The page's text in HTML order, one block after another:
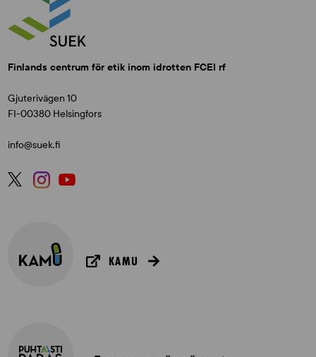
Finlands centrum för etik inom idrotten FCEI rf
Gjuterivägen 10
FI-00380 Helsingfors
info@suek.fi
KAMU